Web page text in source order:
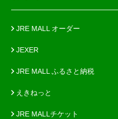
JRE MALL オーダー
JEXER
JRE MALL ふるさと納税
えきねっと
JRE MALLチケット